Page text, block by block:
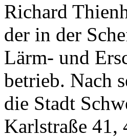
Richard
der in der
Lärm- und
betrieb. Nach
die Stadt
Karlstraße 41,